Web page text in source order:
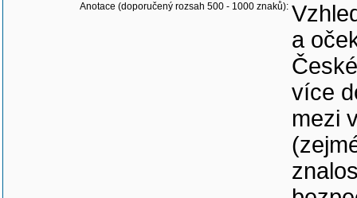
Anotace (doporučený rozsah 500 - 1000 znaků):
a
více
mezi